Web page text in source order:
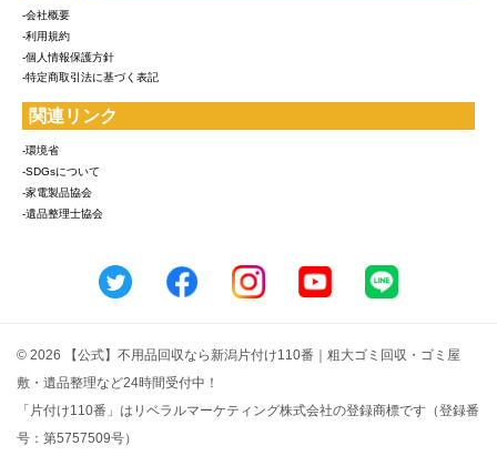
-会社概要
-利用規約
-個人情報保護方針
-特定商取引法に基づく表記
関連リンク
-環境省
-SDGsについて
-家電製品協会
-遺品整理士協会
© 2026 【公式】不用品回収なら新潟片付け110番｜粗大ゴミ回収・ゴミ屋
敷・遺品整理など24時間受付中！
「片付け110番」はリベラルマーケティング株式会社の登録商標です（登録番
号：第5757509号）